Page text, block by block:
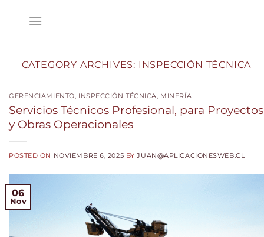
CATEGORY ARCHIVES: INSPECCIÓN TÉCNICA
GERENCIAMIENTO, INSPECCIÓN TÉCNICA, MINERÍA
Servicios Técnicos Profesional, para Proyectos
y Obras Operacionales
POSTED ON NOVIEMBRE 6, 2025 BYJUAN@APLICACIONESWEB.CL
06
Nov